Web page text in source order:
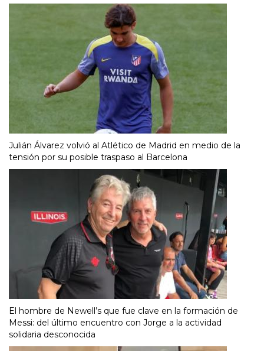
Julián Álvarez volvió al Atlético de Madrid en medio de la
tensión por su posible traspaso al Barcelona
El hombre de Newell’s que fue clave en la formación de
Messi: del último encuentro con Jorge a la actividad
solidaria desconocida